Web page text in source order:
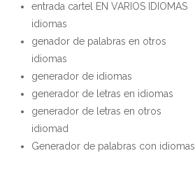
entrada cartel EN VARIOS IDIOMAS
idiomas
genador de palabras en otros
idiomas
generador de idiomas
generador de letras en idiomas
generador de letras en otros
idiomad
Generador de palabras con idiomas